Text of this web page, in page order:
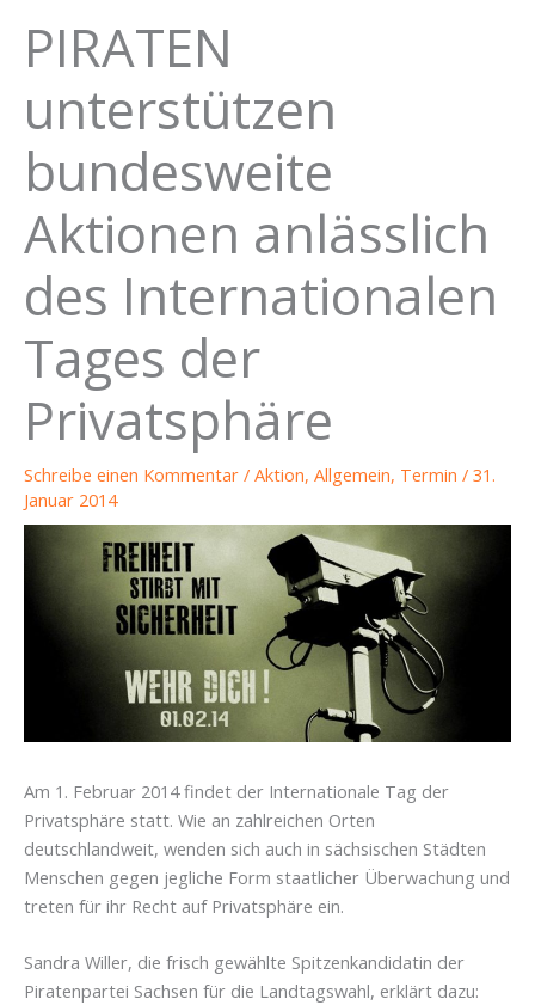
PIRATEN
unterstützen
bundesweite
Aktionen anlässlich
des Internationalen
Tages der
Privatsphäre
Schreibe einen Kommentar / Aktion, Allgemein, Termin / 31.
Januar 2014
Am 1. Februar 2014 findet der Internationale Tag der
Privatsphäre statt. Wie an zahlreichen Orten
deutschlandweit, wenden sich auch in sächsischen Städten
Menschen gegen jegliche Form staatlicher Überwachung und
treten für ihr Recht auf Privatsphäre ein.
Sandra Willer, die frisch gewählte Spitzenkandidatin der
Piratenpartei Sachsen für die Landtagswahl, erklärt dazu: